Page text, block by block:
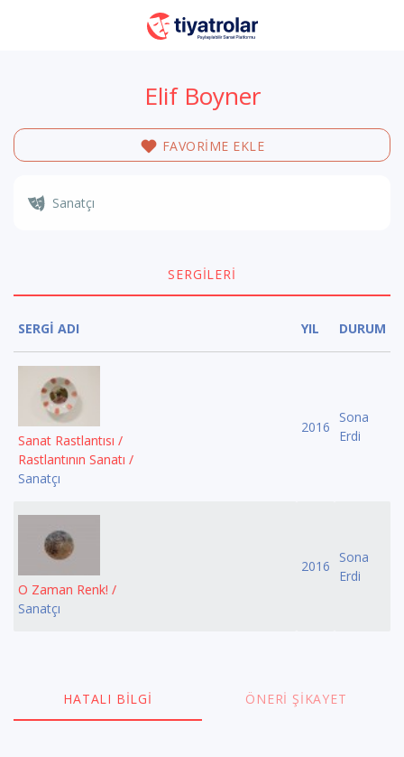
Elif Boyner
FAVORİME EKLE
Sanatçı
SERGILERI
SERGİ ADI YIL DURUM
Sanat Rastlantısı /
Rastlantının Sanatı /
Sanatçı
2016
Sona
Erdi
O Zaman Renk! /
Sanatçı
2016
Sona
Erdi
HATALI BILGI ÖNERI ŞIKAYET